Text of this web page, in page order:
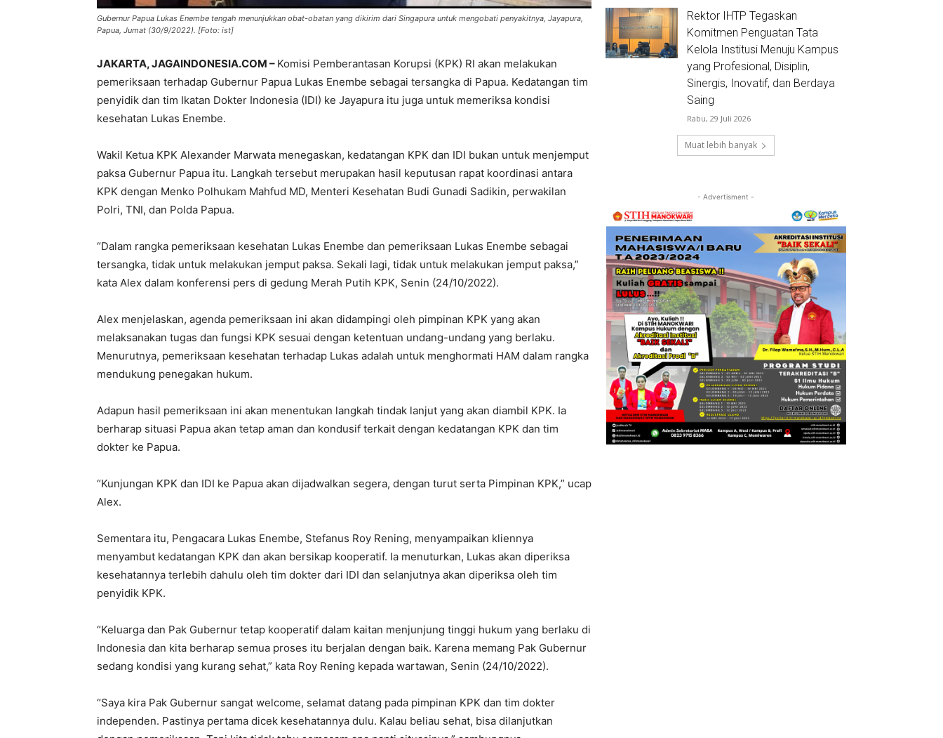
Gubernur Papua Lukas Enembe tengah menunjukkan obat-obatan yang dikirim dari Singapura untuk mengobati penyakitnya, Jayapura,
Papua, Jumat (30/9/2022). [Foto: ist]
JAKARTA, JAGAINDONESIA.COM – Komisi Pemberantasan Korupsi (KPK) RI akan melakukan
pemeriksaan terhadap Gubernur Papua Lukas Enembe sebagai tersangka di Papua. Kedatangan tim
penyidik dan tim Ikatan Dokter Indonesia (IDI) ke Jayapura itu juga untuk memeriksa kondisi
kesehatan Lukas Enembe.
Wakil Ketua KPK Alexander Marwata menegaskan, kedatangan KPK dan IDI bukan untuk menjemput
paksa Gubernur Papua itu. Langkah tersebut merupakan hasil keputusan rapat koordinasi antara
KPK dengan Menko Polhukam Mahfud MD, Menteri Kesehatan Budi Gunadi Sadikin, perwakilan
Polri, TNI, dan Polda Papua.
“Dalam rangka pemeriksaan kesehatan Lukas Enembe dan pemeriksaan Lukas Enembe sebagai
tersangka, tidak untuk melakukan jemput paksa. Sekali lagi, tidak untuk melakukan jemput paksa,”
kata Alex dalam konferensi pers di gedung Merah Putih KPK, Senin (24/10/2022).
Alex menjelaskan, agenda pemeriksaan ini akan didampingi oleh pimpinan KPK yang akan
melaksanakan tugas dan fungsi KPK sesuai dengan ketentuan undang-undang yang berlaku.
Menurutnya, pemeriksaan kesehatan terhadap Lukas adalah untuk menghormati HAM dalam rangka
mendukung penegakan hukum.
Adapun hasil pemeriksaan ini akan menentukan langkah tindak lanjut yang akan diambil KPK. Ia
berharap situasi Papua akan tetap aman dan kondusif terkait dengan kedatangan KPK dan tim
dokter ke Papua.
“Kunjungan KPK dan IDI ke Papua akan dijadwalkan segera, dengan turut serta Pimpinan KPK,” ucap
Alex.
Sementara itu, Pengacara Lukas Enembe, Stefanus Roy Rening, menyampaikan kliennya
menyambut kedatangan KPK dan akan bersikap kooperatif. Ia menuturkan, Lukas akan diperiksa
kesehatannya terlebih dahulu oleh tim dokter dari IDI dan selanjutnya akan diperiksa oleh tim
penyidik KPK.
“Keluarga dan Pak Gubernur tetap kooperatif dalam kaitan menjunjung tinggi hukum yang berlaku di
Indonesia dan kita berharap semua proses itu berjalan dengan baik. Karena memang Pak Gubernur
sedang kondisi yang kurang sehat,” kata Roy Rening kepada wartawan, Senin (24/10/2022).
“Saya kira Pak Gubernur sangat welcome, selamat datang pada pimpinan KPK dan tim dokter
independen. Pastinya pertama dicek kesehatannya dulu. Kalau beliau sehat, bisa dilanjutkan
Rektor IHTP Tegaskan
Komitmen Penguatan Tata
Kelola Institusi Menuju Kampus
yang Profesional, Disiplin,
Sinergis, Inovatif, dan Berdaya
Saing
Rabu, 29 Juli 2026
Muat lebih banyak
- Advertisment -